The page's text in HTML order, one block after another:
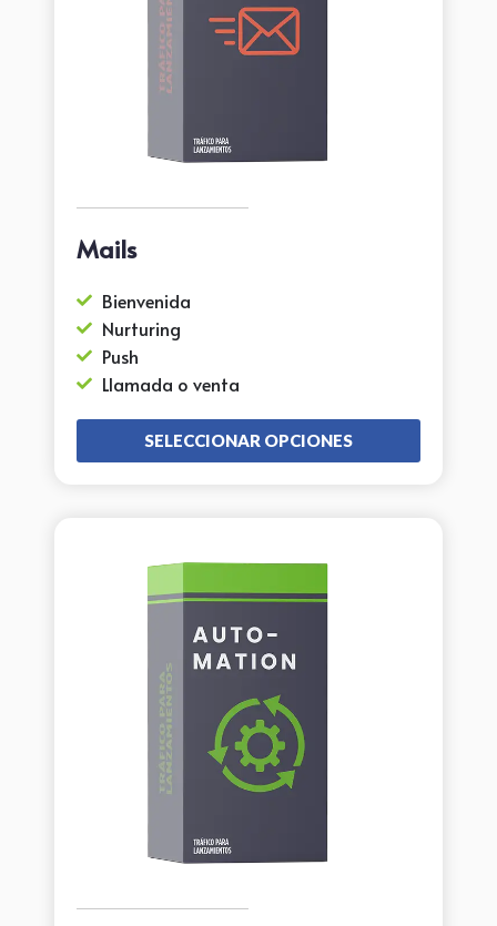
Mails
Bienvenida
Nurturing
Push
Llamada o venta
SELECCIONAR OPCIONES